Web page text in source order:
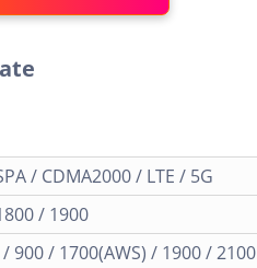
/ CDMA2000 / LTE / 5G
/ 1900
900 / 1700(AWS) / 1900 / 2100